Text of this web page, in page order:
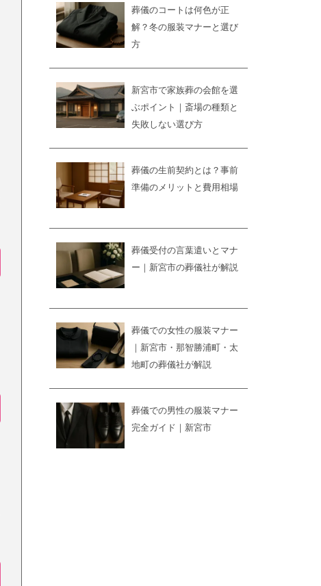
葬儀のコートは何色が正
解？冬の服装マナーと選び
方
新宮市で家族葬の会館を選
ぶポイント｜斎場の種類と
失敗しない選び方
葬儀の生前契約とは？事前
準備のメリットと費用相場
葬儀受付の言葉遣いとマナ
ー｜新宮市の葬儀社が解説
葬儀での女性の服装マナー
｜新宮市・那智勝浦町・太
地町の葬儀社が解説
葬儀での男性の服装マナー
完全ガイド｜新宮市